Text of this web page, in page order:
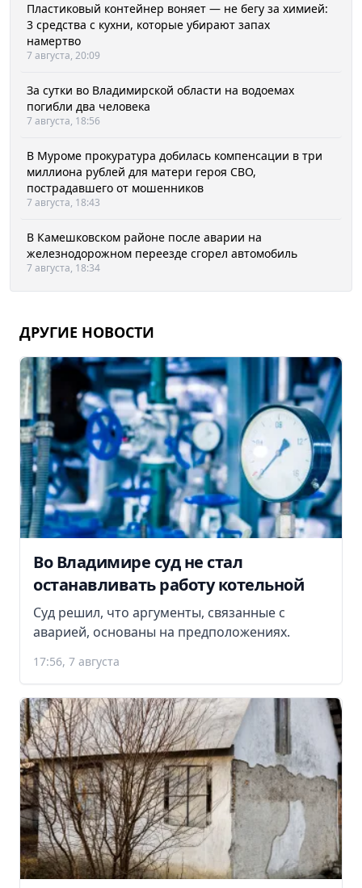
Пластиковый контейнер воняет — не бегу за химией:
3 средства с кухни, которые убирают запах
намертво
7 августа, 20:09
За сутки во Владимирской области на водоемах
погибли два человека
7 августа, 18:56
В Муроме прокуратура добилась компенсации в три
миллиона рублей для матери героя СВО,
пострадавшего от мошенников
7 августа, 18:43
В Камешковском районе после аварии на
железнодорожном переезде сгорел автомобиль
7 августа, 18:34
ДРУГИЕ НОВОСТИ
Во Владимире суд не стал
останавливать работу котельной
Суд решил, что аргументы, связанные с
аварией, основаны на предположениях.
17:56, 7 августа